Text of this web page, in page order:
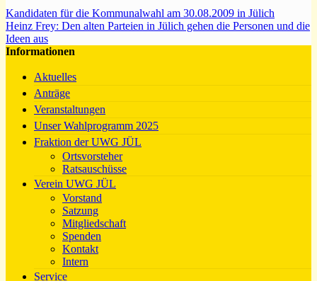
Kandidaten für die Kommunalwahl am 30.08.2009 in Jülich
Heinz Frey: Den alten Parteien in Jülich gehen die Personen und die
Ideen aus
Informationen
Aktuelles
Anträge
Veranstaltungen
Unser Wahlprogramm 2025
Fraktion der UWG JÜL
Ortsvorsteher
Ratsauschüsse
Verein UWG JÜL
Vorstand
Satzung
Mitgliedschaft
Spenden
Kontakt
Intern
Service